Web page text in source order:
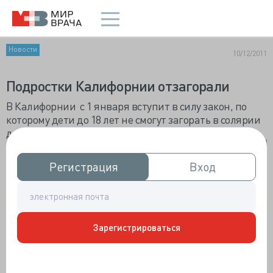
Регистрация
Регистрация Вход
Вход
Зарегистрироваться
Новости 10/12/2011
Подростки Калифорнии отзагорали
В Калифорнии с 1 января вступит в силу закон, по
которому дети до 18 лет не смогут загорать в солярии
даже при наличии разрешения от родителей.
Закон
принят
после
ния
тов